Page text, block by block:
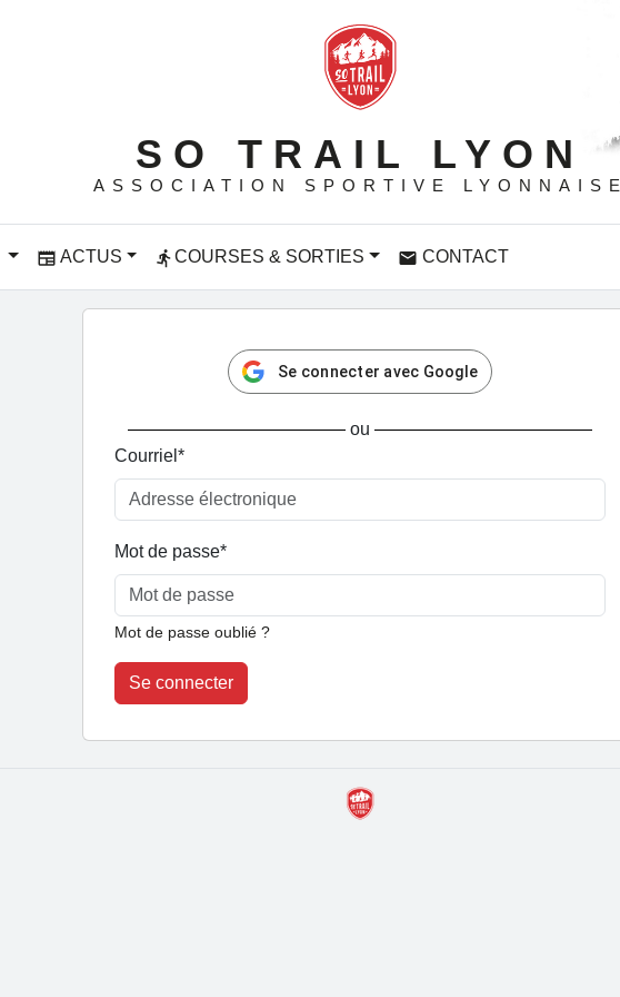
SO TRAIL LYON
ASSOCIATION SPORTIVE LYONNAISE
newspaper ACTUS directions_runCOURSES & SORTIES email CONTACT
Se connecter avec Google
ou
Courriel *
Mot de passe*
Mot de passe oublié ?
Se connecter